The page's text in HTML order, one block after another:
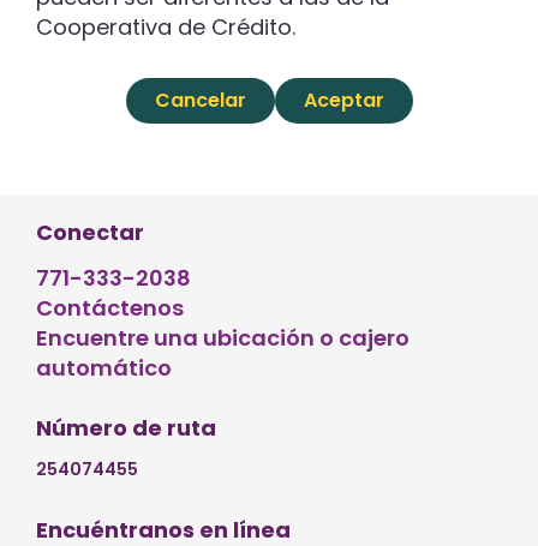
Cooperativa de Crédito.
Cancelar Aceptar
Conectar
771-333-2038
Contáctenos
Encuentre una ubicación o cajero
automático
Número de ruta
254074455
Encuéntranos en línea